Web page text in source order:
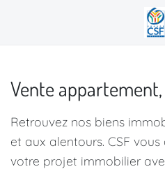
Vente
Retrouvez nos biens
et aux alentours. CSF
votre projet immobilier